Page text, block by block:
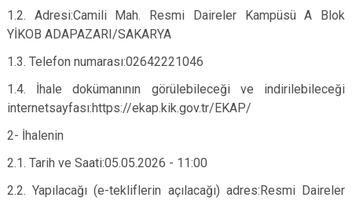
1.2. Adresi:Camili Mah. Resmi Daireler Kampüsü A Blok
YİKOB ADAPAZARI/SAKARYA
1.3. Telefon numarası:02642221046
1.4. İhale dokümanının görülebileceği ve indirilebileceği
internetsayfası:https://ekap.kik.gov.tr/EKAP/
2- İhalenin
2.1. Tarih ve Saati:05.05.2026 - 11:00
2.2. Yapılacağı (e-tekliflerin açılacağı) adres:Resmi Daireler